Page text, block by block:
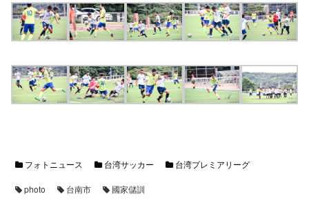
フォトニュース 台湾サッカー 台湾プレミアリーグ
photo 台南市 國家儲訓